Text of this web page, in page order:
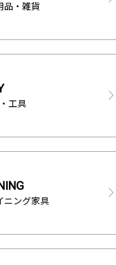
品・雑貨
工具
ニング家具